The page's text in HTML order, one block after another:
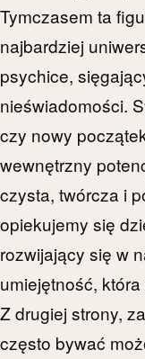
Tymczasem ta
najbardziej
psychice,
nieświadomości.
czy nowy
wewnętrzny
czysta, twórcza i
opiekujemy się
rozwijający się w
umiejętność,
Z drugiej strony,
często bywać